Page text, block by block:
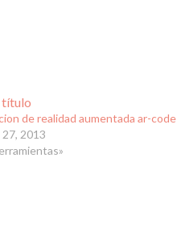
de realidad aumentada ar-code
27, 2013